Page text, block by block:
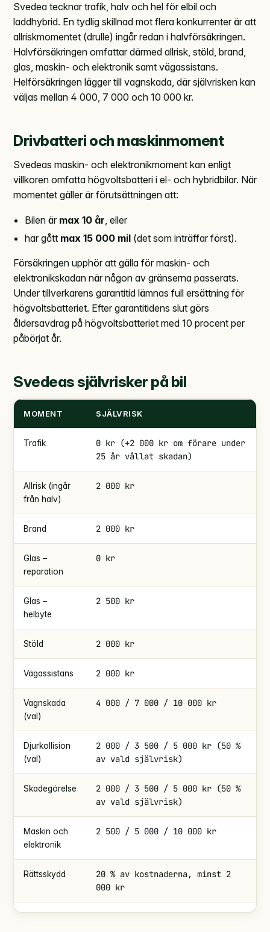
Svedea tecknar trafik, halv och hel för elbil och
laddhybrid. En tydlig skillnad mot flera konkurrenter är att
allriskmomentet (drulle) ingår redan i halvförsäkringen.
Halvförsäkringen omfattar därmed allrisk, stöld, brand,
glas, maskin- och elektronik samt vägassistans.
Helförsäkringen lägger till vagnskada, där självrisken kan
väljas mellan 4 000, 7 000 och 10 000 kr.
Drivbatteri och maskinmoment
Svedeas maskin- och elektronikmoment kan enligt
villkoren omfatta högvoltsbatteri i el- och hybridbilar. När
momentet gäller är förutsättningen att:
Bilen är max 10 år, eller
har gått max 15 000 mil (det som inträffar först).
Försäkringen upphör att gälla för maskin- och
elektronikskadan när någon av gränserna passerats.
Under tillverkarens garantitid lämnas full ersättning för
högvoltsbatteriet. Efter garantitidens slut görs
åldersavdrag på högvoltsbatteriet med 10 procent per
påbörjat år.
Svedeas självrisker på bil
MOMENT SJÄLVRISK
Trafik
0 kr (+2 000 kr om förare under
25 år vållat skadan)
Allrisk (ingår
från halv)
2 000 kr
Brand 2 000 kr
Glas –
reparation
0 kr
Glas –
helbyte
2 500 kr
Stöld 2 000 kr
Vägassistans 2 000 kr
Vagnskada
(val)
4 000 / 7 000 / 10 000 kr
Djurkollision
(val)
2 000 / 3 500 / 5 000 kr (50 %
av vald självrisk)
Skadegörelse
2 000 / 3 500 / 5 000 kr (50 %
av vald självrisk)
Maskin och
elektronik
2 500 / 5 000 / 10 000 kr
Rättsskydd
20 % av kostnaderna, minst 2
000 kr